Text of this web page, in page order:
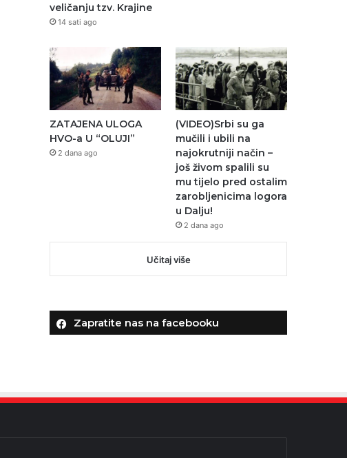
veličanju tzv. Krajine
14 sati ago
ZATAJENA ULOGA
HVO-a U “OLUJI”
2 dana ago
(VIDEO)Srbi su ga
mučili i ubili na
najokrutniji način –
još živom spalili su
mu tijelo pred ostalim
zarobljenicima logora
u Dalju!
2 dana ago
Učitaj više
Zapratite nas na facebooku